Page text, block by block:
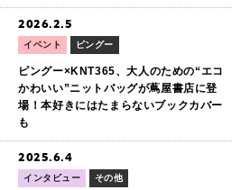
2026.2.5
イベント ピングー
ピングー×KNT365、大人のための“エコ
かわいい”ニットバッグが蔦屋書店に登
場！本好きにはたまらないブックカバー
も
2025.6.4
インタビュー その他